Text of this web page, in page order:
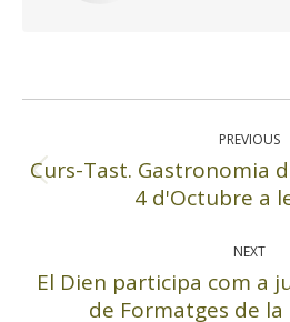
Post
PREVIOUS
post:
Curs-Tast. Gastronomia
4 d'Octubre a
NEXT
Next
El Dien participa com a
de Formatges de la